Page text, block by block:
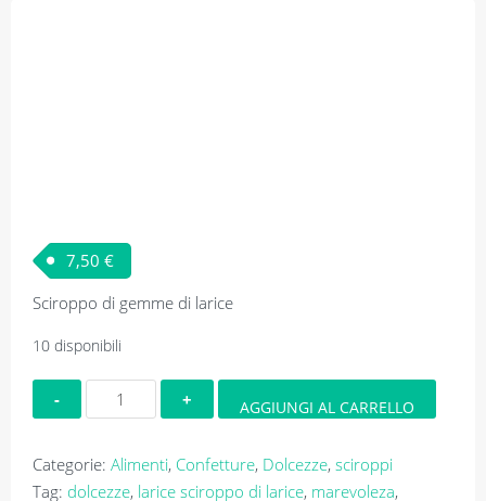
7,50 €
Sciroppo di gemme di larice
10 disponibili
Marevoleza
de
-
AGGIUNGI AL CARRELLO
Categorie: Alimenti, Confetture, Dolcezze, sciroppi
Tag: dolcezze, larice sciroppo di larice, marevoleza,